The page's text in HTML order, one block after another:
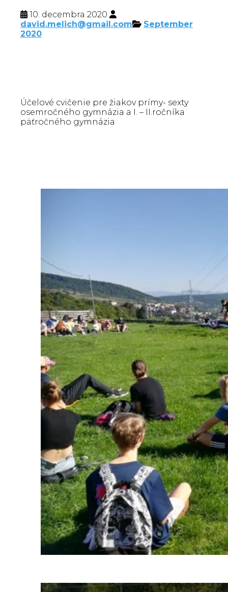
10. decembra 2020
david.melich@gmail.com
September
2020
Účelové cvičenie pre žiakov prímy- sexty
osemročného gymnázia a I. – II.ročníka
päťročného gymnázia